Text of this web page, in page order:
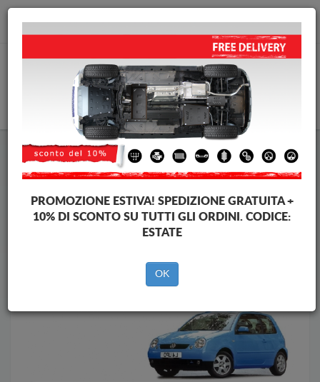
info@piastraparamotore.com
Piastra paramotore di acciaio Volkswagen
Piastra paramotore di acciaio Volkswagen Lupo
Brands
Brands
PROMOZIONE ESTIVA! SPEDIZIONE GRATUITA +
10% DI SCONTO SU TUTTI GLI ORDINI. CODICE:
ESTATE
OK